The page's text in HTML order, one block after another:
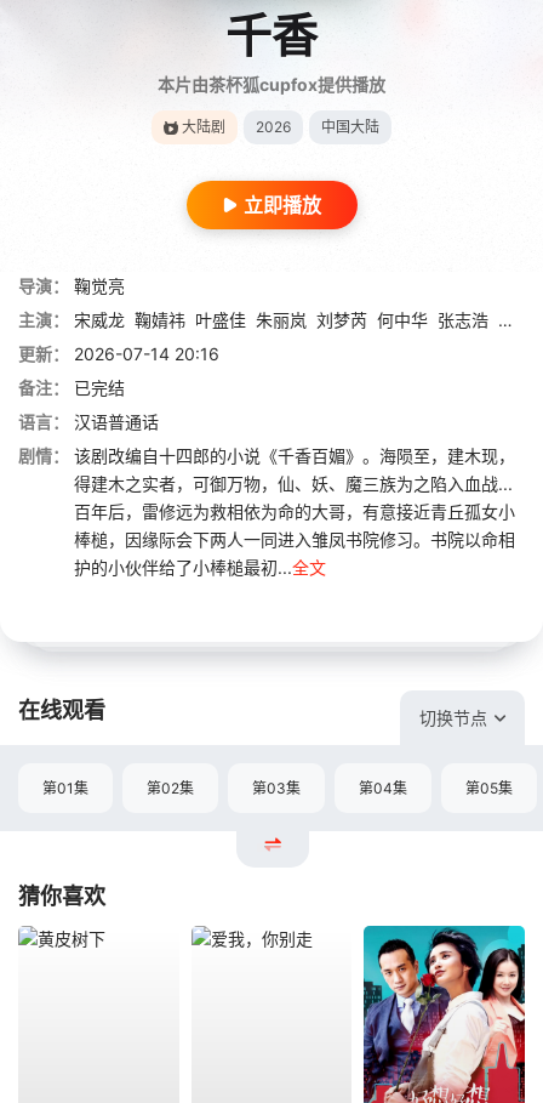
千香
本片由茶杯狐cupfox提供播放
大陆剧 2026 中国大陆
立即播放
导演：
鞠觉亮
主演：
宋威龙 鞠婧祎 叶盛佳 朱丽岚 刘梦芮 何中华 张志浩 林艾
更新：
2026-07-14 20:16
备注：
已完结
语言：
汉语普通话
剧情：
该剧改编自十四郎的小说《千香百媚》。海陨至，建木现，
得建木之实者，可御万物，仙、妖、魔三族为之陷入血战...
百年后，雷修远为救相依为命的大哥，有意接近青丘孤女小
棒槌，因缘际会下两人一同进入雏凤书院修习。书院以命相
护的小伙伴给了小棒槌最初...全文
在线观看 切换节点
第01集 第02集 第03集 第04集 第05集
猜你喜欢